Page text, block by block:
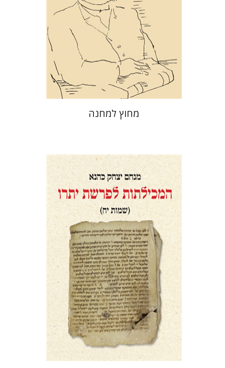
מחיר השקה
$42
$29
מחוץ למחנה
מנחם יצחק כהנא
הנחת אתר ספר מודפס
$46
$41